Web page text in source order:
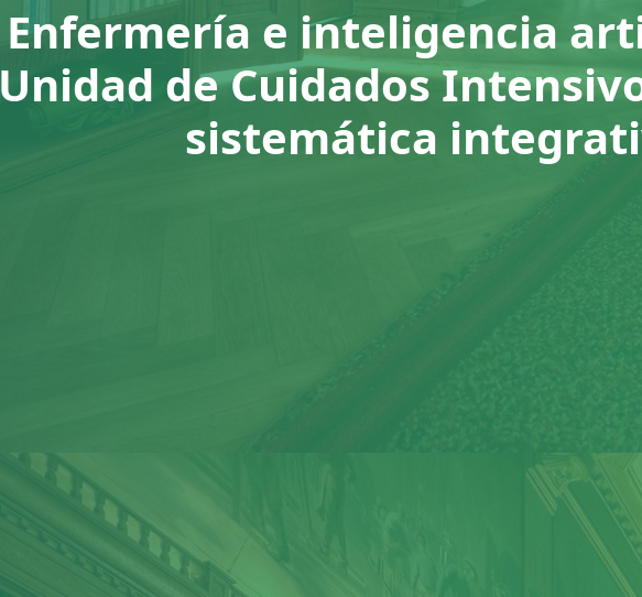
Enfermería e inteligencia
Unidad de Cuidados
sistemática